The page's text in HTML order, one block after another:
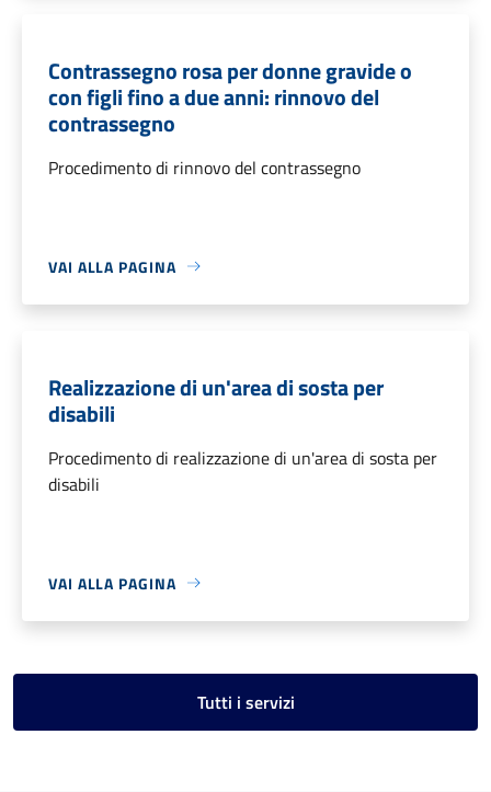
Contrassegno rosa per donne gravide o
con figli fino a due anni: rinnovo del
contrassegno
Procedimento di rinnovo del contrassegno
VAI ALLA PAGINA
Realizzazione di un'area di sosta per
disabili
Procedimento di realizzazione di un'area di sosta per
disabili
VAI ALLA PAGINA
Tutti i servizi